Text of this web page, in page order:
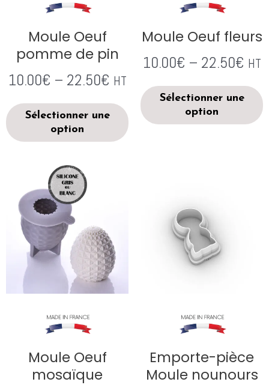
Moule Oeuf
pomme de pin
10.00€ – 22.50€ HT
Sélectionner une
option
Moule Oeuf fleurs
10.00€ – 22.50€ HT
Sélectionner une
option
Moule Oeuf
mosaïque
Emporte-pièce
Moule nounours